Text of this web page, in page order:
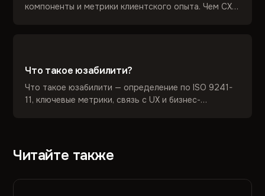
компоненты и метрики клиентского опыта. Чем CX
Что такое юзабилити?
Что такое юзабилити — определение по ISO 9241-
11, ключевые метрики, связь с UX и бизнес-
Читайте также